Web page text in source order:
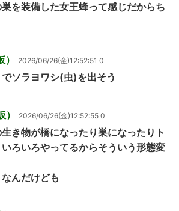
を装備した女王蜂って感じだからち
2026/06/26(金)12:52:51 0
ソラヨワシ(虫)を出そう
2026/06/26(金)12:52:55 0
き物が橋になったり巣になったりト
ろいろやってるからそういう形態変
んだけども